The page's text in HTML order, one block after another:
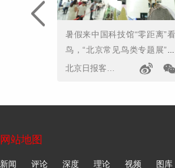
暑假来中国科技馆“零距离”看
鸟，“北京常见鸟类专题展”开
幕
网站地图
新闻 评论 深度 理论 视频 图库